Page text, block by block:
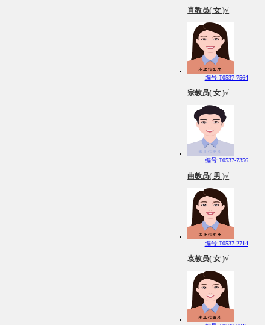
肖教员( 女 )√
编号:T0537-7564
宗教员( 女 )√
编号:T0537-7356
曲教员( 男 )√
编号:T0537-2714
袁教员( 女 )√